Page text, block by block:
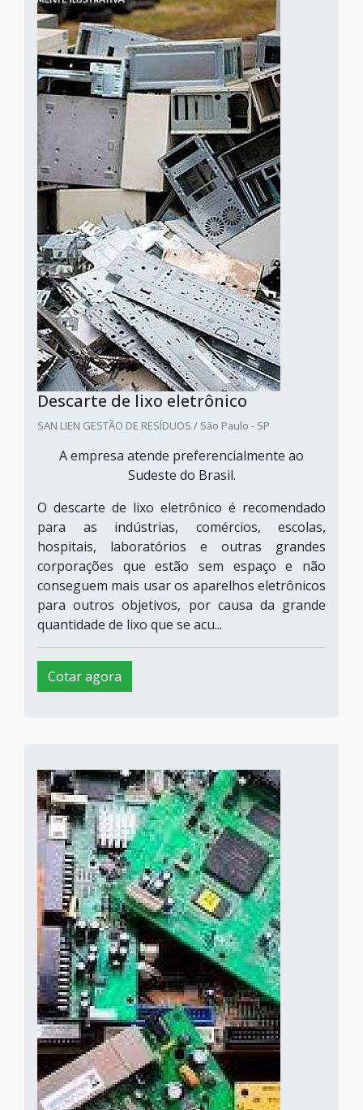
Descarte de lixo eletrônico
SAN LIEN GESTÃO DE RESÍDUOS / São Paulo - SP
A empresa atende preferencialmente ao
Sudeste do Brasil.
O descarte de lixo eletrônico é recomendado
para as indústrias, comércios, escolas,
hospitais, laboratórios e outras grandes
corporações que estão sem espaço e não
conseguem mais usar os aparelhos eletrônicos
para outros objetivos, por causa da grande
quantidade de lixo que se acu...
Cotar agora